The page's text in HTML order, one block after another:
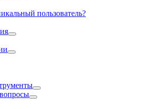
пользователь?